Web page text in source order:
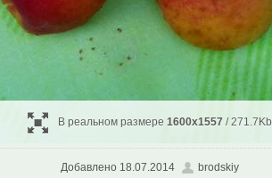
В реальном размере 1600x1557 / 271.7Kb
Добавлено 18.07.2014 brodskiy